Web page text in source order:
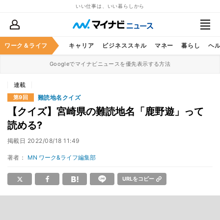
いい仕事は、いい暮らしから
ワーク＆ライフ キャリア ビジネススキル マネー 暮らし ヘ
Googleでマイナビニュースを優先表示する方法
連載
第9回 難読地名クイズ
【クイズ】宮崎県の難読地名「鹿野遊」って
読める?
掲載日 2022/08/18 11:49
著者： MN ワーク&ライフ編集部
URLをコピー